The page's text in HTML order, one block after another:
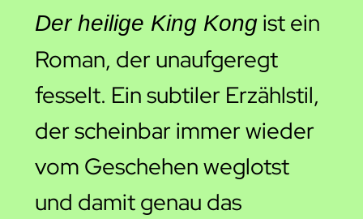
Der heilige King Kongist ein
Roman, der unaufgeregt
fesselt. Ein subtiler Erzählstil,
der scheinbar immer wieder
vom Geschehen weglotst
und damit genau das